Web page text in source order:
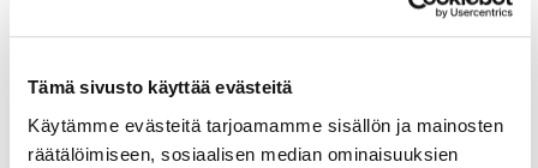
Tämä sivusto käyttää evästeitä
Käytämme evästeitä tarjoamamme sisällön ja mainosten
räätälöimiseen, sosiaalisen median ominaisuuksien
Vantaan yleiskaava 2020
tutustuminen ja virallisen muistutuksen
jättäminen 18.6.2020 mennessä